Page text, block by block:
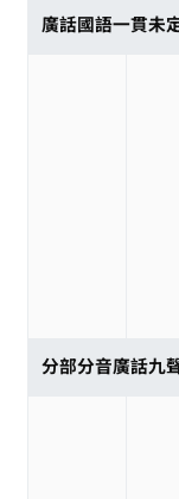
廣話國語一貫未
分部分音廣話九